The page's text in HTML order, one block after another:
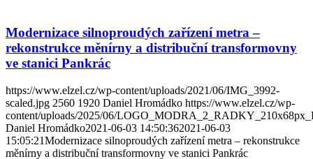
Modernizace silnoproudých zařízení metra –
rekonstrukce měnírny a distribuční transformovny
ve stanici Pankrác
https://www.elzel.cz/wp-content/uploads/2021/06/IMG_3992-
scaled.jpg 2560 1920 Daniel Hromádko https://www.elzel.cz/wp-
content/uploads/2025/06/
Daniel Hromádko2021-06-03 14:50:362021-06-03
15:05:21Modernizace silnoproudých zařízení metra – rekonstrukce
měnírny a distribuční transformovny ve stanici Pankrác